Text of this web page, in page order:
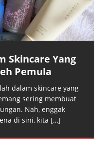
Skincare Yang
Pemula
dalam skincare yang
sering membuat
Nah, enggak
di sini, kita […]